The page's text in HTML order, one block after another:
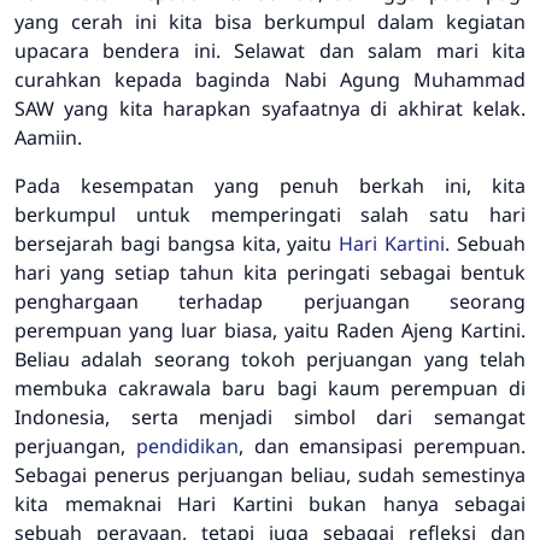
yang cerah ini kita bisa berkumpul dalam kegiatan
upacara bendera ini. Selawat dan salam mari kita
curahkan kepada baginda Nabi Agung Muhammad
SAW yang kita harapkan syafaatnya di akhirat kelak.
Aamiin.
Pada kesempatan yang penuh berkah ini, kita
berkumpul untuk memperingati salah satu hari
bersejarah bagi bangsa kita, yaitu Hari Kartini. Sebuah
hari yang setiap tahun kita peringati sebagai bentuk
penghargaan terhadap perjuangan seorang
perempuan yang luar biasa, yaitu Raden Ajeng Kartini.
Beliau adalah seorang tokoh perjuangan yang telah
membuka cakrawala baru bagi kaum perempuan di
Indonesia, serta menjadi simbol dari semangat
perjuangan, pendidikan, dan emansipasi perempuan.
Sebagai penerus perjuangan beliau, sudah semestinya
kita memaknai Hari Kartini bukan hanya sebagai
sebuah perayaan, tetapi juga sebagai refleksi dan